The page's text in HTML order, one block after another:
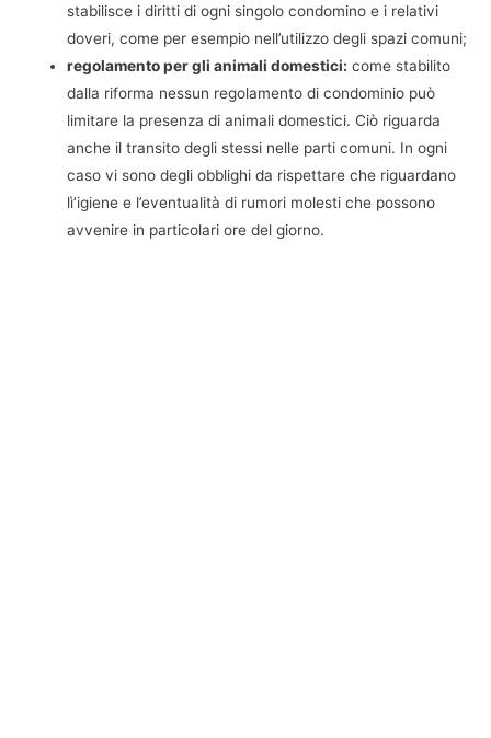
stabilisce i diritti di ogni singolo condomino e i relativi
doveri, come per esempio nell’utilizzo degli spazi comuni;
regolamento per gli animali domestici: come stabilito
dalla riforma nessun regolamento di condominio può
limitare la presenza di animali domestici. Ciò riguarda
anche il transito degli stessi nelle parti comuni. In ogni
caso vi sono degli obblighi da rispettare che riguardano
lì’igiene e l’eventualità di rumori molesti che possono
avvenire in particolari ore del giorno.